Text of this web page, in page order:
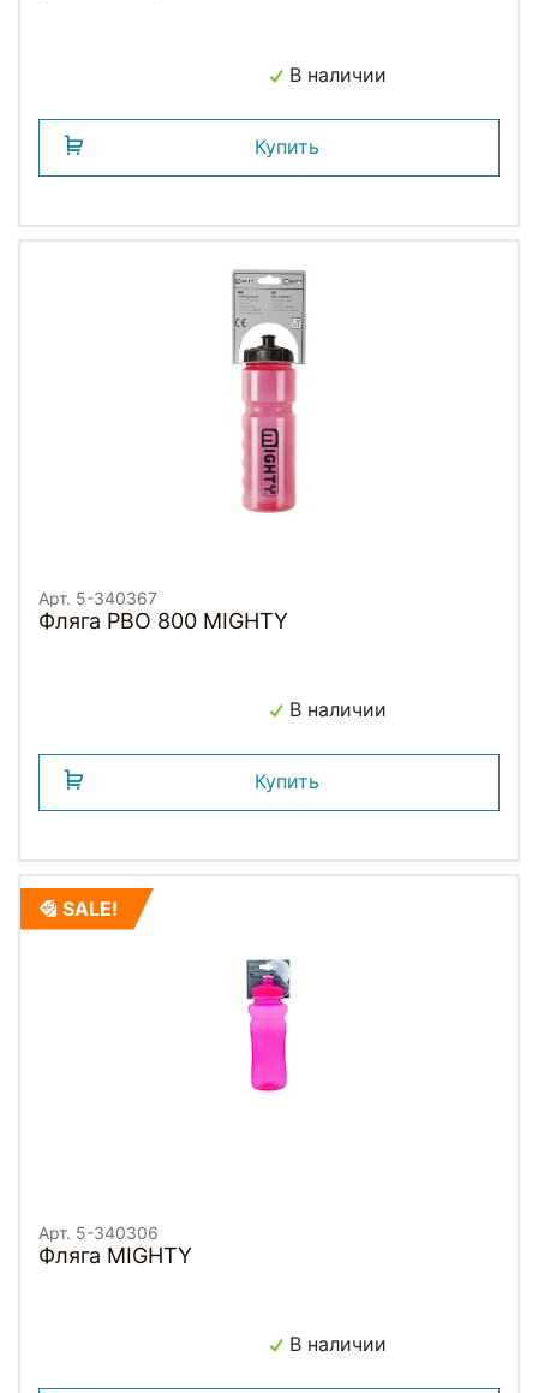
В наличии
Купить
Арт. 5-340367
Фляга PBO 800 MIGHTY
В наличии
Купить
SALE!
Арт. 5-340306
Фляга MIGHTY
В наличии